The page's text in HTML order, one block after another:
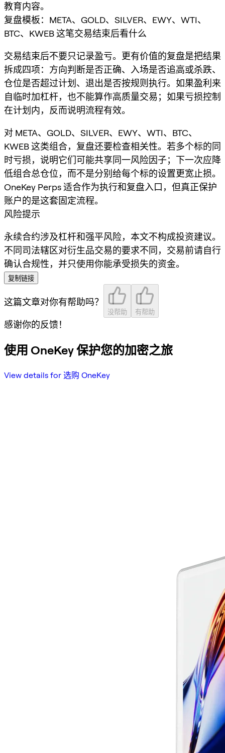
教育内容。
复盘模板：META、GOLD、SILVER、EWY、WTI、
BTC、KWEB 这笔交易结束后看什么
交易结束后不要只记录盈亏。更有价值的复盘是把结果
拆成四项：方向判断是否正确、入场是否追高或杀跌、
仓位是否超过计划、退出是否按规则执行。如果盈利来
自临时加杠杆，也不能算作高质量交易；如果亏损控制
在计划内，反而说明流程有效。
对 META、GOLD、SILVER、EWY、WTI、BTC、
KWEB 这类组合，复盘还要检查相关性。若多个标的同
时亏损，说明它们可能共享同一风险因子；下一次应降
低组合总仓位，而不是分别给每个标的设置更宽止损。
OneKey Perps 适合作为执行和复盘入口，但真正保护
账户的是这套固定流程。
风险提示
永续合约涉及杠杆和强平风险，本文不构成投资建议。
不同司法辖区对衍生品交易的要求不同，交易前请自行
确认合规性，并只使用你能承受损失的资金。
复制链接
这篇文章对你有帮助吗？
没帮助 有帮助
感谢你的反馈！
使用 OneKey 保护您的加密之旅
View details for 选购 OneKey